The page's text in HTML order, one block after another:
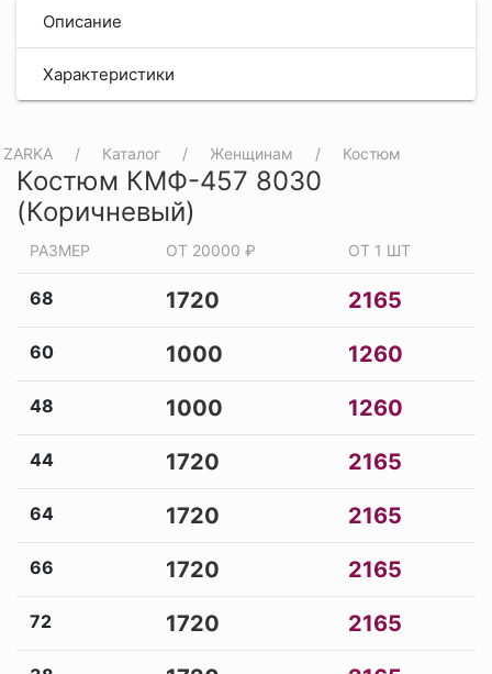
Описание
Характеристики
ZARKA Каталог Женщинам Костюм
Костюм КМФ-457 8030
(Коричневый)
РАЗМЕР ОТ 20000 ₽ ОТ 1 ШТ
68 1720 2165
60 1000 1260
48 1000 1260
44 1720 2165
64 1720 2165
66 1720 2165
72 1720 2165